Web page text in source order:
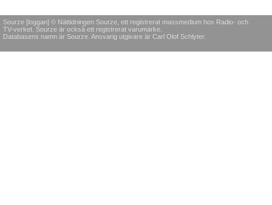
Sourze [loggan] © Nättidningen Sourze, ett registrerat massmedium hos Radio- och
TV-verket. Sourze är också ett registrerat varumärke.
Databasens namn är Sourze. Ansvarig utgivare är Carl Olof Schlyter.